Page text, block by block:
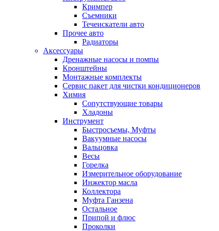
Кримпер
Съемники
Течеискатели авто
Прочее авто
Радиаторы
Аксессуары
Дренажные насосы и помпы
Кронштейны
Монтажные комплекты
Сервис пакет для чистки кондиционеров
Химия
Сопутствующие товары
Хладоны
Инструмент
Быстросъемы, Муфты
Вакуумные насосы
Вальцовка
Весы
Горелка
Измерительное оборудование
Инжектор масла
Коллектора
Муфта Ганзена
Остальное
Припой и флюс
Проколки